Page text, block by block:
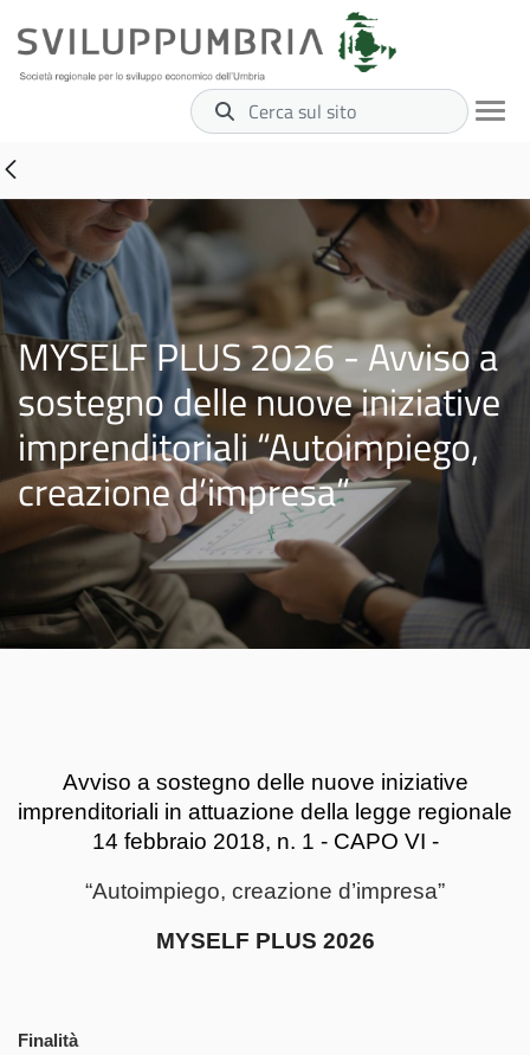
Cerca sul sito
MYSELF PLUS 2026 - Avviso a
sostegno delle nuove iniziative
imprenditoriali “Autoimpiego,
creazione d’impresa”
Avviso a sostegno delle nuove iniziative
imprenditoriali in attuazione della legge regionale
14 febbraio 2018, n. 1 - CAPO VI -
“Autoimpiego, creazione d’impresa”
MYSELF PLUS 2026
Finalità